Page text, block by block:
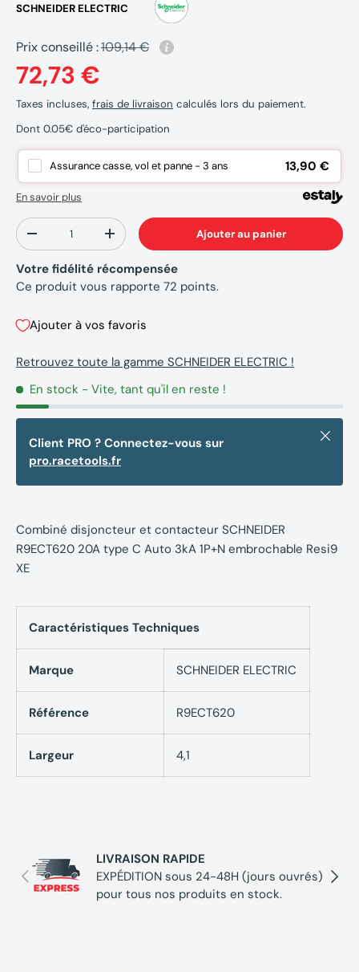
SCHNEIDER ELECTRIC
Prix conseillé :109,14 €
72,73 €
Taxes incluses, frais de livraison calculés lors du paiement.
Dont 0.05€ d'éco-participation
Assurance casse, vol et panne - 3 ans 13,90 €
En savoir plus
Qté
-
+ Ajouter au panier
Votre fidélité récompensée
Ce produit vous rapporte 72 points.
Ajouter à vos favoris
Retrouvez toute la gamme SCHNEIDER ELECTRIC !
En stock - Vite, tant qu'il en reste !
Client PRO ? Connectez-vous sur
pro.racetools.fr
Fermer
Combiné disjoncteur et contacteur SCHNEIDER
R9ECT620 20A type C Auto 3kA 1P+N embrochable Resi9
XE
Caractéristiques Techniques
Marque SCHNEIDER ELECTRIC
Référence R9ECT620
Largeur 4,1
Précédent
LIVRAISON RAPIDE
EXPÉDITION sous 24-48H (jours ouvrés)
pour tous nos produits en stock.